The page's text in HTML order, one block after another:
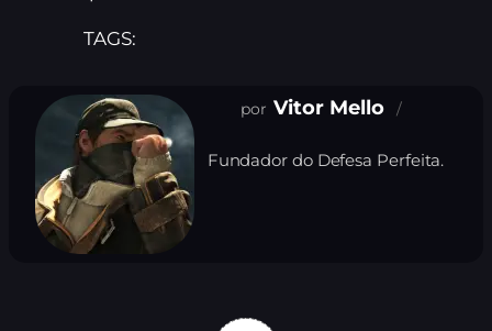
TAGS:
Vitor Mello
Fundador do Defesa Perfeita.